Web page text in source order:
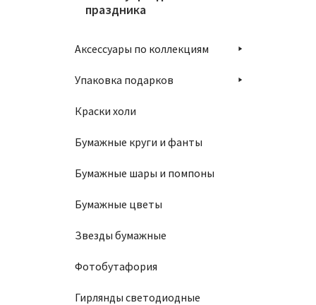
праздника
Аксессуары по коллекциям
Упаковка подарков
Краски холи
Бумажные круги и фанты
Бумажные шары и помпоны
Бумажные цветы
Звезды бумажные
Фотобутафория
Гирлянды светодиодные